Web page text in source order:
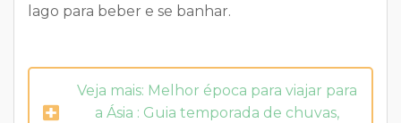
lago para beber e se banhar.
Veja mais: Melhor época para viajar para
a Ásia : Guia temporada de chuvas,